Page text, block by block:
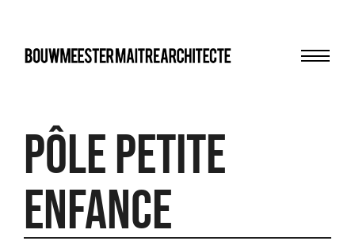
bma
pôle petite
enfance